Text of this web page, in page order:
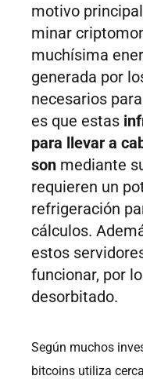
motivo
minar
muchísima
generada por
necesarios
es que estas
para llevar a
son mediante
requieren un
refrigeración
cálculos.
estos
funcionar, por
desorbitado.
Según muchos
bitcoins utiliza